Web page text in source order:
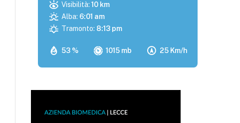
53 % 1015 mb 25 Km/h
Visibilità: 10 km
Alba: 6:01 am
Tramonto: 8:13 pm